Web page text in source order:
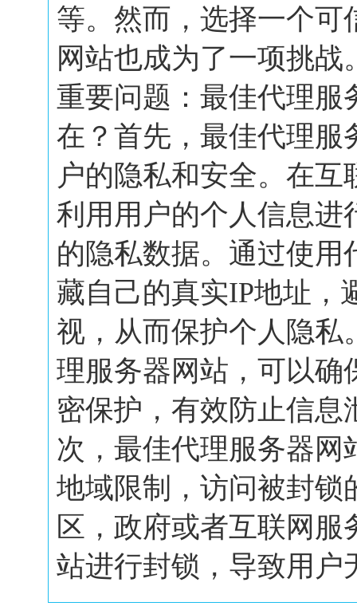
等。然而，选择一个可
网站也成为了一项挑
重要问题：最佳代理服
在？首先，最佳代理服
户的隐私和安全。在
利用用户的个人信息进
的隐私数据。通过使
藏自己的真实IP地址，
视，从而保护个人隐私
理服务器网站，可以确
密保护，有效防止信
次，最佳代理服务器
地域限制，访问被封锁
区，政府或者互联网
站进行封锁，导致用户